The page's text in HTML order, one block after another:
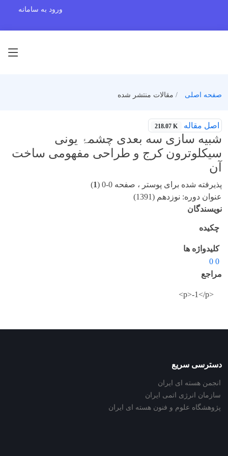
ورود به سامانه
صفحه اصلی مقالات منتشر شده
اصل مقاله 218.07 K
شبیه سازی سه بعدی چشمۂ یونی
سیکلوترون کرج و طراحی مفهومی ساخت
آن
پذیرفته شده برای پوستر ، صفحه 0-0 ( 1
)
عنوان دوره: نوزدهم (1391)
نویسندگان
چکیده
کلیدواژه ها
0 0
مراجع
<p>-1</p>
دسترسی سریع
انجمن هسته ای ایران
سازمان انرژی اتمی ایران
پژوهشگاه علوم و فنون هسته ای ایران